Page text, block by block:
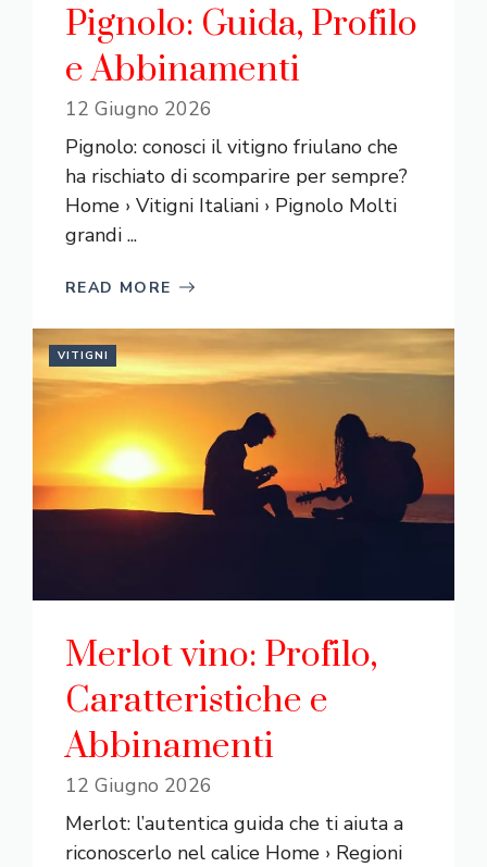
Pignolo: Guida, Profilo
e Abbinamenti
12 Giugno 2026
Pignolo: conosci il vitigno friulano che
ha rischiato di scomparire per sempre?
Home › Vitigni Italiani › Pignolo Molti
grandi ...
READ MORE
VITIGNI
Merlot vino: Profilo,
Caratteristiche e
Abbinamenti
12 Giugno 2026
Merlot: l’autentica guida che ti aiuta a
riconoscerlo nel calice Home › Regioni